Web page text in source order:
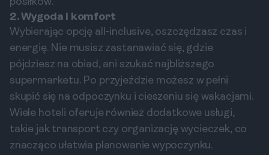
2. Wygoda i komfort
Wybierając opcję all-inclusive, oszczędzasz czas i
energię. Nie musisz zastanawiać się, gdzie
pójdziesz na obiad, ani szukać najbliższego
supermarketu. Po przyjeździe możesz w pełni
skupić się na odpoczynku i cieszeniu się wakacjami.
Wiele hoteli oferuje również dodatkowe usługi,
takie jak transport czy organizację wycieczek, co
znacząco ułatwia planowanie wypoczynku.